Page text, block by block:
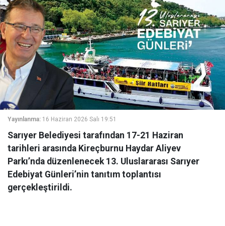
Yayınlanma: 16 Haziran 2026 Salı 19:51
Sarıyer Belediyesi tarafından 17-21 Haziran
tarihleri arasında Kireçburnu Haydar Aliyev
Parkı’nda düzenlenecek 13. Uluslararası Sarıyer
Edebiyat Günleri’nin tanıtım toplantısı
gerçekleştirildi.